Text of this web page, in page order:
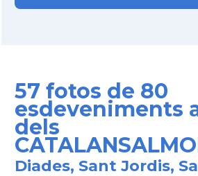
57 fotos de 80
esdeveniments
dels
Diades, Sant Jordis,